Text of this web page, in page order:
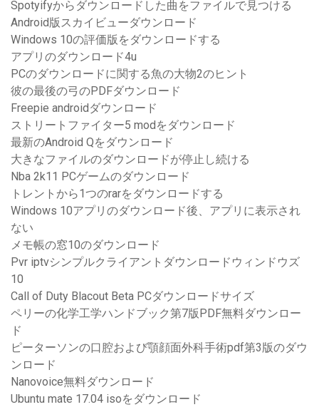
Spotyifyからダウンロードした曲をファイルで見つける
Android版スカイビューダウンロード
Windows 10の評価版をダウンロードする
アプリのダウンロード4u
PCのダウンロードに関する魚の大物2のヒント
彼の最後の弓のPDFダウンロード
Freepie androidダウンロード
ストリートファイター5 modをダウンロード
最新のAndroid Qをダウンロード
大きなファイルのダウンロードが停止し続ける
Nba 2k11 PCゲームのダウンロード
トレントから1つのrarをダウンロードする
Windows 10アプリのダウンロード後、アプリに表示され
ない
メモ帳の窓10のダウンロード
Pvr iptvシンプルクライアントダウンロードウィンドウズ
10
Call of Duty Blacout Beta PCダウンロードサイズ
ペリーの化学工学ハンドブック第7版PDF無料ダウンロー
ド
ピーターソンの口腔および顎顔面外科手術pdf第3版のダウ
ンロード
Nanovoice無料ダウンロード
Ubuntu mate 17.04 isoをダウンロード